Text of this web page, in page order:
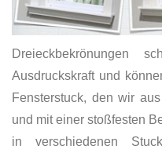
Dreieckbekrönungen
Ausdruckskraft und
Fensterstuck, den wir
und mit einer stoßfesten
in verschiedenen